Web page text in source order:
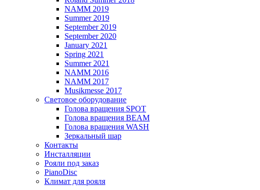
NAMM 2019
Summer 2019
September 2019
September 2020
January 2021
Spring 2021
Summer 2021
NAMM 2016
NAMM 2017
Musikmesse 2017
Световое оборудование
Голова вращения SPOT
Голова вращения BEAM
Голова вращения WASH
Зеркальный шар
Контакты
Инсталляции
Рояли под заказ
PianoDisc
Климат для рояля